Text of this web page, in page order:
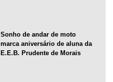
Sonho de andar de moto
marca aniversário de aluna da
E.E.B. Prudente de Morais